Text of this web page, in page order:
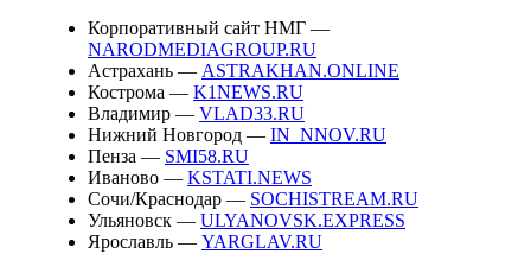
Корпоративный сайт НМГ —
NARODMEDIAGROUP.RU
Астрахань — ASTRAKHAN.ONLINE
Кострома — K1NEWS.RU
Владимир — VLAD33.RU
Нижний Новгород — IN_NNOV.RU
Пенза — SMI58.RU
Иваново — KSTATI.NEWS
Сочи/Краснодар — SOCHISTREAM.RU
Ульяновск — ULYANOVSK.EXPRESS
Ярославль — YARGLAV.RU